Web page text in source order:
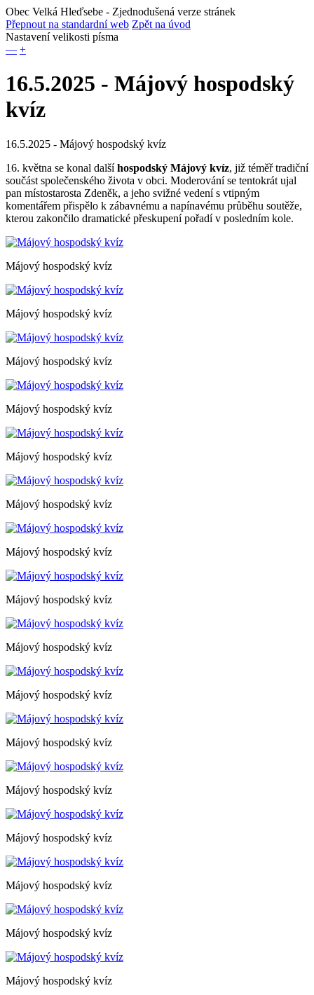
Obec Velká Hleďsebe - Zjednodušená verze stránek
Přepnout na standardní web Zpět na úvod
Nastavení velikosti písma
— +
16.5.2025 - Májový hospodský
kvíz
16.5.2025 - Májový hospodský kvíz
16. května se konal dalšíhospodský Májový kvíz, již téměř tradiční
součást společenského života v obci. Moderování se tentokrát ujal
pan místostarosta Zdeněk, a jeho svižné vedení s vtipným
komentářem přispělo k zábavnému a napínavému průběhu soutěže,
kterou zakončilo dramatické přeskupení pořadí v posledním kole.
Májový hospodský kvíz
Májový hospodský kvíz
Májový hospodský kvíz
Májový hospodský kvíz
Májový hospodský kvíz
Májový hospodský kvíz
Májový hospodský kvíz
Májový hospodský kvíz
Májový hospodský kvíz
Májový hospodský kvíz
Májový hospodský kvíz
Májový hospodský kvíz
Májový hospodský kvíz
Májový hospodský kvíz
Májový hospodský kvíz
Májový hospodský kvíz